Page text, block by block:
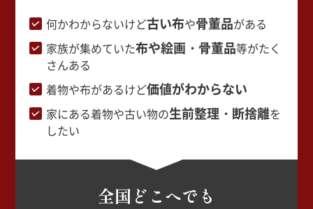
何かわからないけど古い布や骨董品がある
家族が集めていた布や絵画・骨董品等がたく
さんある
着物や布があるけど価値がわからない
家にある着物や古い物の生前整理・断捨離を
したい
全国どこへでも